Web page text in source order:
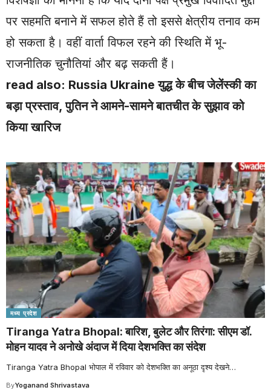
पर सहमति बनाने में सफल होते हैं तो इससे क्षेत्रीय तनाव कम
हो सकता है। वहीं वार्ता विफल रहने की स्थिति में भू-
राजनीतिक चुनौतियां और बढ़ सकती हैं।
read also: Russia Ukraine युद्ध के बीच जेलेंस्की का
बड़ा प्रस्ताव, पुतिन ने आमने-सामने बातचीत के सुझाव को
किया खारिज
मध्य प्रदेश
Tiranga Yatra Bhopal: बारिश, बुलेट और तिरंगा: सीएम डॉ.
मोहन यादव ने अनोखे अंदाज में दिया देशभक्ति का संदेश
Tiranga Yatra Bhopal भोपाल में रविवार को देशभक्ति का अनूठा दृश्य देखने…
ByYoganand Shrivastava